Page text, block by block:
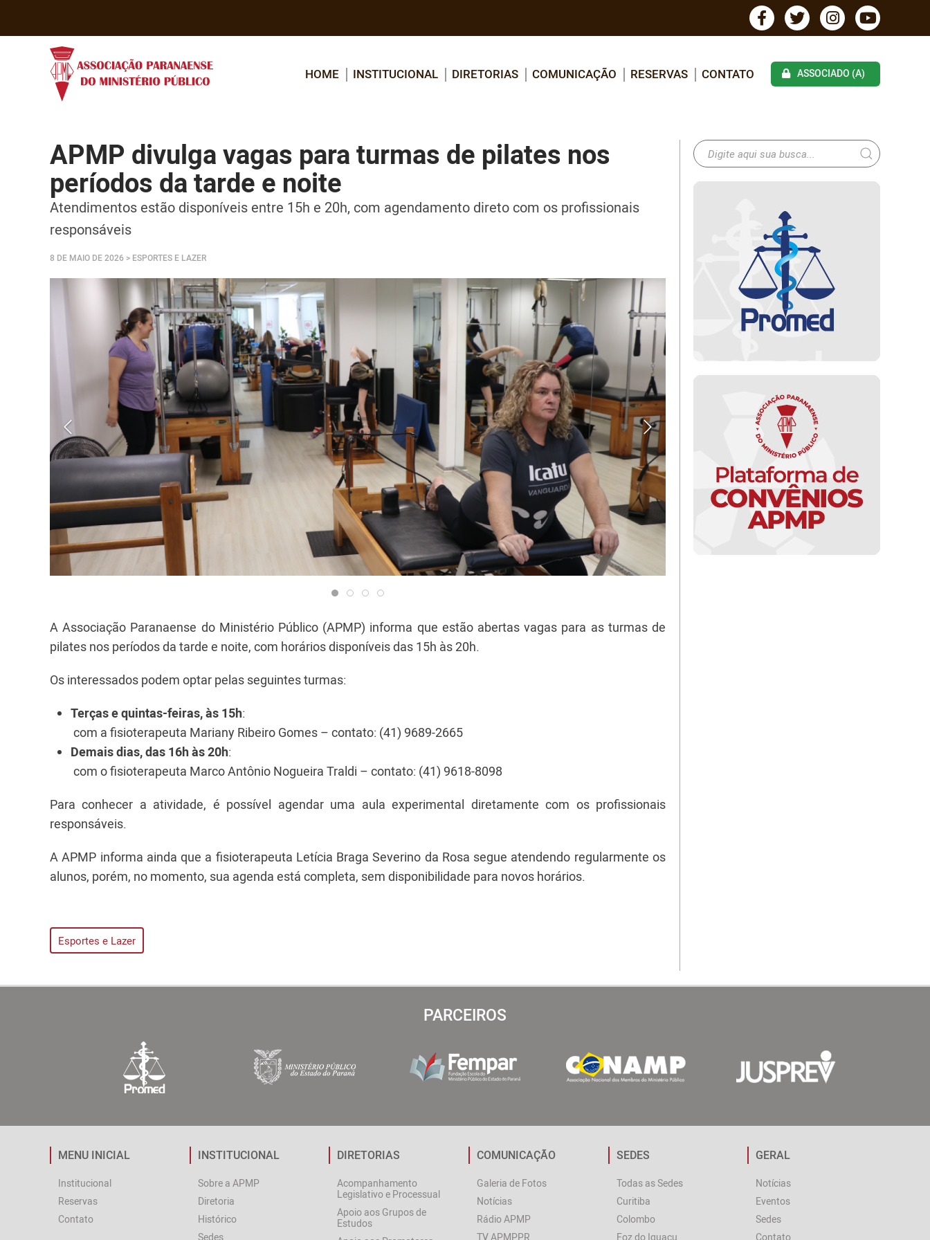
HOME INSTITUCIONAL DIRETORIAS COMUNICAÇÃO RESERVAS CONTATO ASSOCIADO (A)
APMP divulga vagas para turmas de pilates nos
períodos da tarde e noite
Atendimentos estão disponíveis entre 15h e 20h, com agendamento direto com os profissionais
responsáveis
8 DE MAIO DE 2026 > ESPORTES E LAZER
A Associação Paranaense do Ministério Público (APMP) informa que estão abertas vagas para as turmas de
pilates nos períodos da tarde e noite, com horários disponíveis das 15h às 20h.
Os interessados podem optar pelas seguintes turmas:
Terças e quintas-feiras, às 15h:
com a fisioterapeuta Mariany Ribeiro Gomes – contato: (41) 9689-2665
Demais dias, das 16h às 20h:
com o fisioterapeuta Marco Antônio Nogueira Traldi – contato: (41) 9618-8098
Para conhecer a atividade, é possível agendar uma aula experimental diretamente com os profissionais
responsáveis.
A APMP informa ainda que a fisioterapeuta Letícia Braga Severino da Rosa segue atendendo regularmente os
alunos, porém, no momento, sua agenda está completa, sem disponibilidade para novos horários.
Esportes e Lazer
PARCEIROS
MENU INICIAL
Institucional
Reservas
Contato
INSTITUCIONAL
Sobre a APMP
Diretoria
Histórico
Sedes
DIRETORIAS
Acompanhamento
Legislativo e Processual
Apoio aos Grupos de
Estudos
COMUNICAÇÃO
Galeria de Fotos
Notícias
Rádio APMP
TV APMPPR
SEDES
Todas as Sedes
Curitiba
Colombo
Foz do Iguaçu
GERAL
Notícias
Eventos
Sedes
Contato